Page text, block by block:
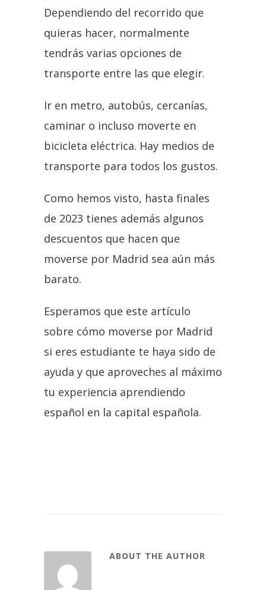
Dependiendo del recorrido que
quieras hacer, normalmente
tendrás varias opciones de
transporte entre las que elegir.
Ir en metro, autobús, cercanías,
caminar o incluso moverte en
bicicleta eléctrica. Hay medios de
transporte para todos los gustos.
Como hemos visto, hasta finales
de 2023 tienes además algunos
descuentos que hacen que
moverse por Madrid sea aún más
barato.
Esperamos que este artículo
sobre cómo moverse por Madrid
si eres estudiante te haya sido de
ayuda y que aproveches al máximo
tu experiencia aprendiendo
español en la capital española.
ABOUT THE AUTHOR